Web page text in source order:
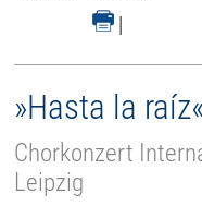
|
»Hasta la
Chorkonzert
Leipzig